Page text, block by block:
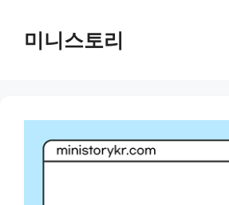
content미니스토리